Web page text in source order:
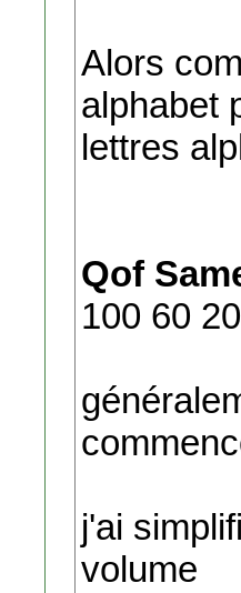
Alors
alphabet
lettres
Qof
100 60
j'ai
volume